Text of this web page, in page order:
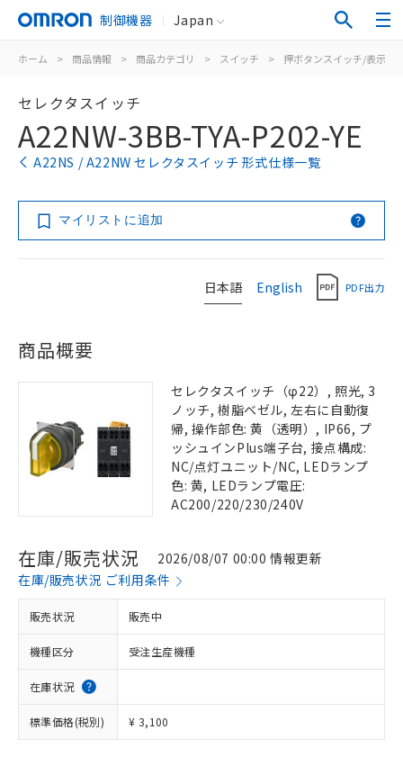
制御機器 Japan
ホーム > 商品情報 > 商品カテゴリ > スイッチ > 押ボタンスイッチ/表示灯
セレクタスイッチ
A22NW-3BB-TYA-P202-YE
A22NS / A22NW セレクタスイッチ 形式仕様一覧
マイリストに追加
日本語 English PDF出力
商品概要
セレクタスイッチ（φ22）, 照光, 3
ノッチ, 樹脂ベゼル, 左右に自動復
帰, 操作部色: 黄（透明）, IP66, プ
ッシュインPlus端子台, 接点構成:
NC/点灯ユニット/NC, LEDランプ
色: 黄, LEDランプ電圧:
AC200/220/230/240V
在庫/販売状況
2026/08/07 00:00 情報更新
在庫/販売状況 ご利用条件
販売状況 販売中
機種区分 受注生産機種
在庫状況
標準価格(税別) ¥ 3,100